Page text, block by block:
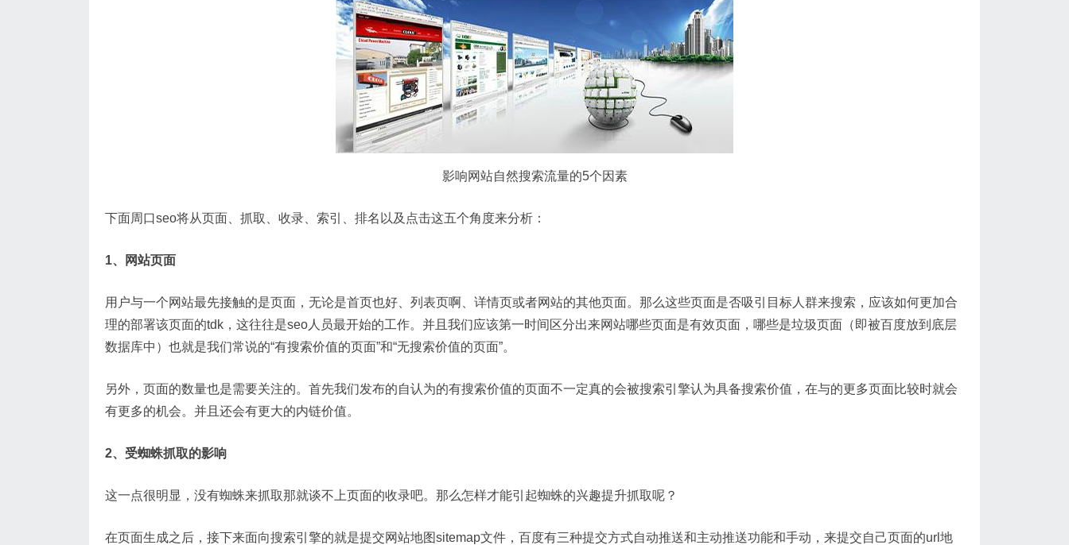
影响网站自然搜索流量的5个因素
下面周口seo将从页面、抓取、收录、索引、排名以及点击这五个角度来分析：
1、网站页面
用户与一个网站最先接触的是页面，无论是首页也好、列表页啊、详情页或者网站的其他页面。那么这些页面是否吸引目标人群来搜索，应该如何更加合
理的部署该页面的tdk，这往往是seo人员最开始的工作。并且我们应该第一时间区分出来网站哪些页面是有效页面，哪些是垃圾页面（即被百度放到底层
数据库中）也就是我们常说的“有搜索价值的页面”和“无搜索价值的页面”。
另外，页面的数量也是需要关注的。首先我们发布的自认为的有搜索价值的页面不一定真的会被搜索引擎认为具备搜索价值，在与的更多页面比较时就会
有更多的机会。并且还会有更大的内链价值。
2、受蜘蛛抓取的影响
这一点很明显，没有蜘蛛来抓取那就谈不上页面的收录吧。那么怎样才能引起蜘蛛的兴趣提升抓取呢？
在页面生成之后，接下来面向搜索引擎的就是提交网站地图sitemap文件，百度有三种提交方式自动推送和主动推送功能和手动，来提交自己页面的url地